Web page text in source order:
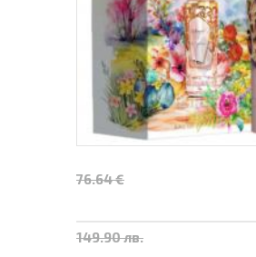
76.64 €
149.90 лв.